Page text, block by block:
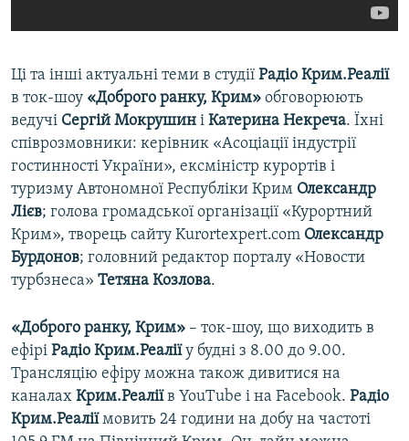
Ці та інші актуальні теми в студії Радіо Крим.Реалії
в ток-шоу «Доброго ранку, Крим» обговорюють
ведучі Сергій Мокрушин і Катерина Некреча. Їхні
співрозмовники: керівник «Асоціації індустрії
гостинності України», ексміністр курортів і
туризму Автономної Республіки Крим Олександр
Лієв; голова громадської організації «Курортний
Крим», творець сайту Kurortexpert.com Олександр
Бурдонов; головний редактор порталу «Новости
турбзнеса» Тетяна Козлова.
«Доброго ранку, Крим» – ток-шоу, що виходить в
ефірі Радіо Крим.Реаліїу будні з 8.00 до 9.00.
Трансляцію ефіру можна також дивитися на
каналах Крим.Реаліїв YouTube і на Facebook. Радіо
Крим.Реаліїмовить 24 години на добу на частоті